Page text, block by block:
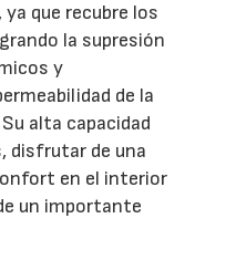
que recubre los
la supresión
y
de la
alta capacidad
disfrutar de una
en el interior
un importante